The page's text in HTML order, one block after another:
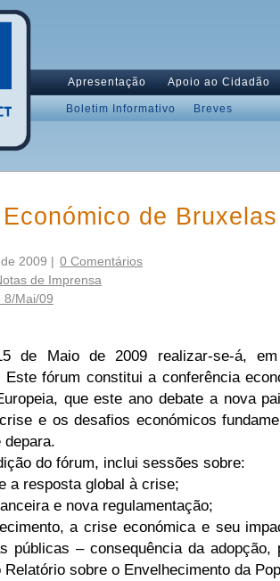
Apresentação Apoio ao Cidadão
Boletim Informativo Breves
de Bruxelas
2009 | 0 Comentários
de Imprensa
8/Mai/09
de Maio de 2009 realizar-se-á,
Este fórum constitui a conferência
que este ano debate a nova
e os desafios económicos
depara.
do fórum, inclui sessões sobre:
a resposta global à crise;
e nova regulamentação;
a crise económica e seu
públicas – consequência da adopção,
Relatório sobre o Envelhecimento da